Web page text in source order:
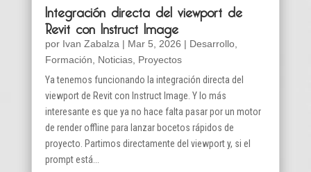
Integración directa del viewport de
Revit con Instruct Image
por Ivan Zabalza| Mar 5, 2026 | Desarrollo,
Formación, Noticias, Proyectos
Ya tenemos funcionando la integración directa del
viewport de Revit con Instruct Image. Y lo más
interesante es que ya no hace falta pasar por un motor
de render offline para lanzar bocetos rápidos de
proyecto. Partimos directamente del viewport y, si el
prompt está...